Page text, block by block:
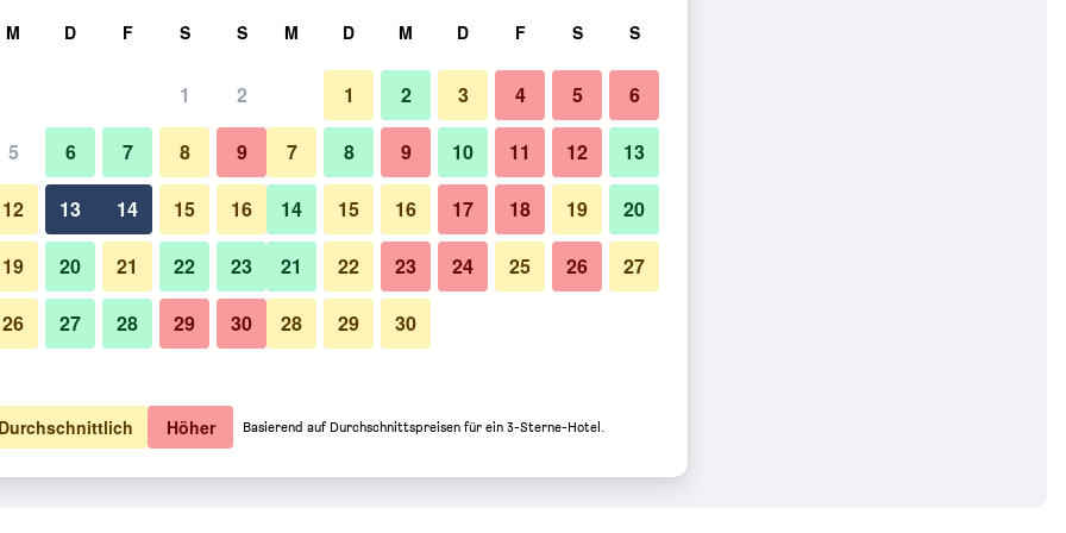
Preise anzeigen
Preise anzeigen
M D F S S
1 2
5 6 7 8 9
12 13 14 15 16
19 20 21 22 23
26 27 28 29 30
M D M D F S S
1 2 3 4 5 6
7 8 9 10 11 12 13
14 15 16 17 18 19 20
21 22 23 24 25 26 27
28 29 30
Durchschnittlich Höher Basierend auf Durchschnittspreisen für ein 3-Sterne-Hotel.